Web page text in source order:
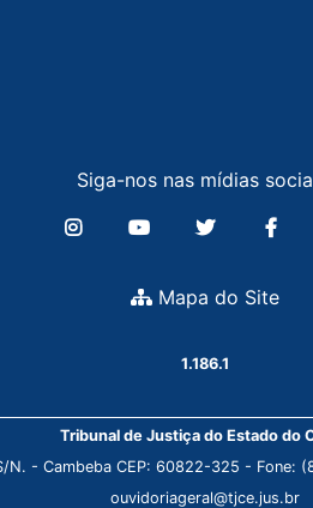
Siga-nos nas mídias
Mapa do Site
1.186.1
Tribunal de Justiça do Estado do
N. - Cambeba CEP: 60822-325 -
ouvidoriageral@tjce.jus.br